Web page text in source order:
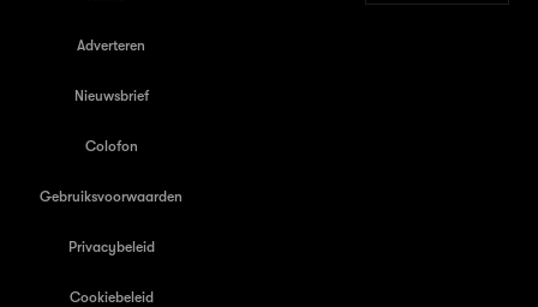
Adverteren
Nieuwsbrief
Colofon
Gebruiksvoorwaarden
Privacybeleid
Cookiebeleid